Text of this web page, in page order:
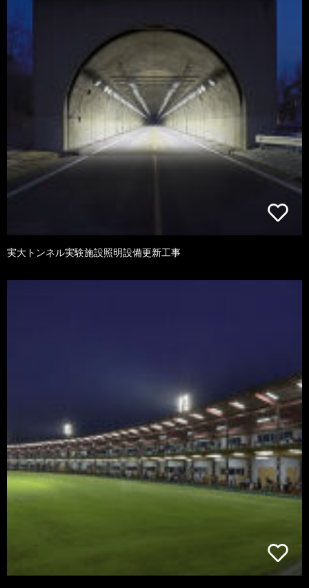
実大トンネル実験施設照明設備更新工事